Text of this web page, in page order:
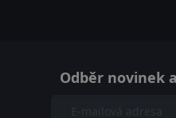
Odběr novinek